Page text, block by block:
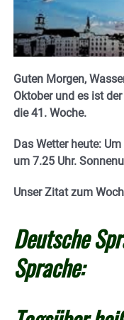
Guten Morgen,
Oktober und es ist
die 41. Woche.
Das Wetter heute:
um 7.25 Uhr.
Unser Zitat zum
Deutsche
Sprache: